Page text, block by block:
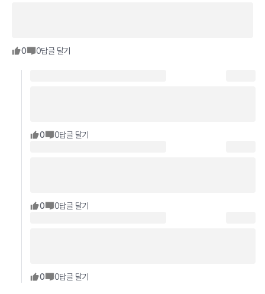
0 0답글 달기
0 0답글 달기
0 0답글 달기
0 0답글 달기